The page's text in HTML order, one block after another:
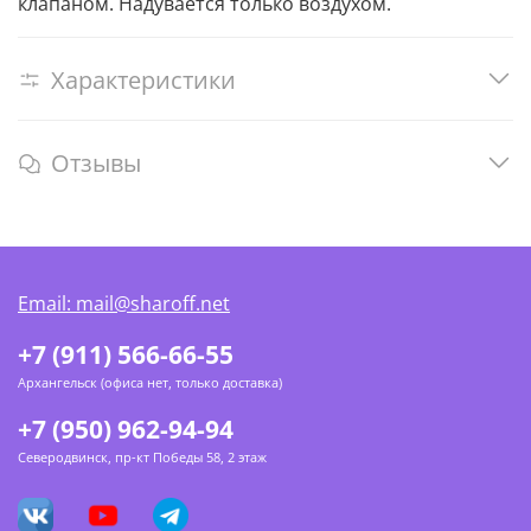
Характеристики
Отзывы
+7 (911) 566-66-55
Архангельск (офиса нет, только доставка)
+7 (950) 962-94-94
Северодвинск, пр-кт Победы 58, 2 этаж
Email: mail@sharoff.net